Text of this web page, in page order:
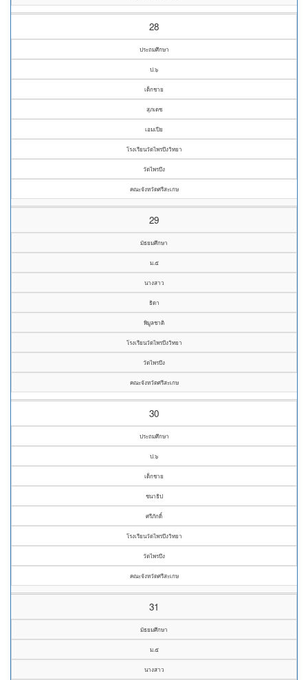
28
ประถมศึกษา
ป.๖
เด็กชาย
สุภเดช
เอมเปีย
โรงเรียนวัดไพรบึงวิทยา
วัดไพรบึง
คณะจังหวัดศรีสะเกษ
29
มัธยมศึกษา
ม.๕
นางสาว
ธิดา
พิมูลชาติ
โรงเรียนวัดไพรบึงวิทยา
วัดไพรบึง
คณะจังหวัดศรีสะเกษ
30
ประถมศึกษา
ป.๖
เด็กชาย
ชนาธิป
ศรีภักดิ์
โรงเรียนวัดไพรบึงวิทยา
วัดไพรบึง
คณะจังหวัดศรีสะเกษ
31
มัธยมศึกษา
ม.๕
นางสาว